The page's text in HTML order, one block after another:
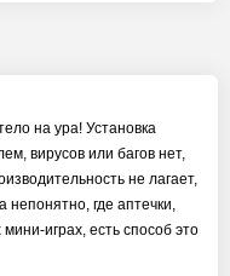
на ура! Установка
вирусов или багов нет,
не лагает,
непонятно, где аптечки,
играх, есть способ это